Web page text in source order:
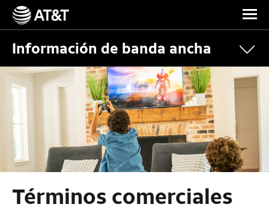
Skip Navigation
Información de banda ancha
Términos comerciales